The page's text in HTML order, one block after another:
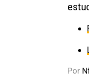
Por